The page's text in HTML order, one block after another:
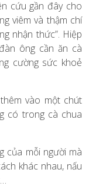
cứu gần đây cho
viêm và thậm chí
nhận thức”. Hiệp
ông cần ăn cà
cường sức khoẻ
vào một chút
có trong cà chua
của mỗi người mà
khác nhau, nấu